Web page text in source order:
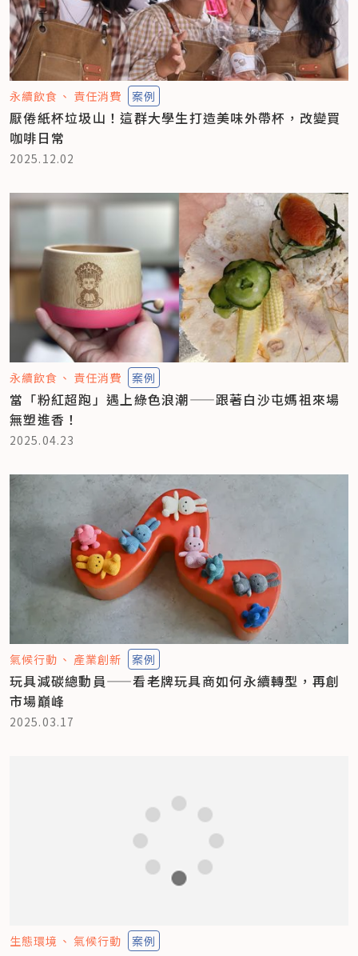
永續飲食 責任消費 案例
厭倦紙杯垃圾山！這群大學生打造美味外帶杯，改變買
咖啡日常
2025.12.02
永續飲食 責任消費 案例
當「粉紅超跑」遇上綠色浪潮——跟著白沙屯媽祖來場
無塑進香！
2025.04.23
氣候行動 產業創新 案例
玩具減碳總動員——看老牌玩具商如何永續轉型，再創
市場巔峰
2025.03.17
生態環境 氣候行動 案例